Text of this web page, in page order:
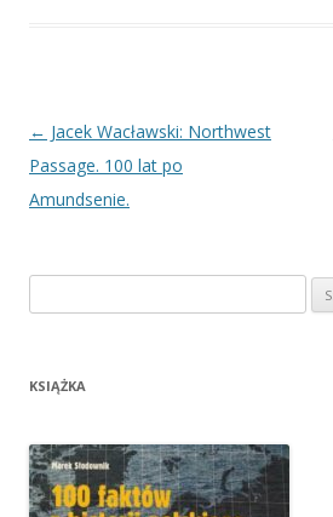
Nawigacja
wpisu
← Jacek Wacławski: Northwest
Passage. 100 lat po
Amundsenie.
KSIĄŻKA